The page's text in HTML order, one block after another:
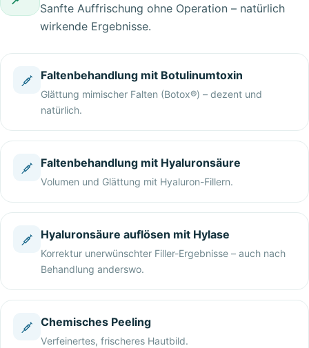
Sanfte Auffrischung ohne Operation – natürlich
wirkende Ergebnisse.
Faltenbehandlung mit Botulinumtoxin
Glättung mimischer Falten (Botox®) – dezent und
natürlich.
Faltenbehandlung mit Hyaluronsäure
Volumen und Glättung mit Hyaluron-Fillern.
Hyaluronsäure auflösen mit Hylase
Korrektur unerwünschter Filler-Ergebnisse – auch nach
Behandlung anderswo.
Chemisches Peeling
Verfeinertes, frischeres Hautbild.